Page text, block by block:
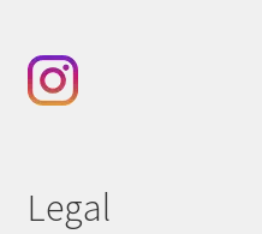
Legal